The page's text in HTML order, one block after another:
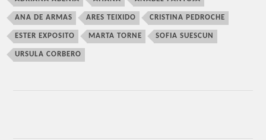
ANA DE ARMAS ARES TEIXIDO CRISTINA PEDROCHE
ESTER EXPOSITO MARTA TORNE SOFIA SUESCUN
URSULA CORBERO